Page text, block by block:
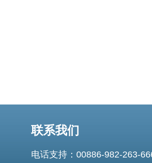
联系我们
电话支持：00886-982-263-